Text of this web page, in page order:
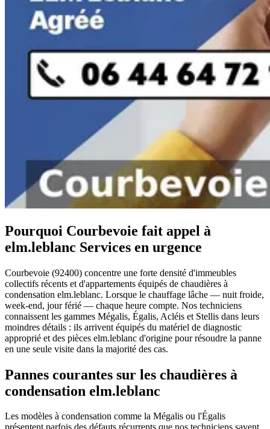
Pourquoi Courbevoie fait appel à
elm.leblanc Services en urgence
Courbevoie (92400) concentre une forte densité d'immeubles
collectifs récents et d'appartements équipés de chaudières à
condensation elm.leblanc. Lorsque le chauffage lâche — nuit froide,
week-end, jour férié — chaque heure compte. Nos techniciens
connaissent les gammes Mégalis, Égalis, Acléis et Stellis dans leurs
moindres détails : ils arrivent équipés du matériel de diagnostic
approprié et des pièces elm.leblanc d'origine pour résoudre la panne
en une seule visite dans la majorité des cas.
Pannes courantes sur les chaudières à
condensation elm.leblanc
Les modèles à condensation comme la Mégalis ou l'Égalis